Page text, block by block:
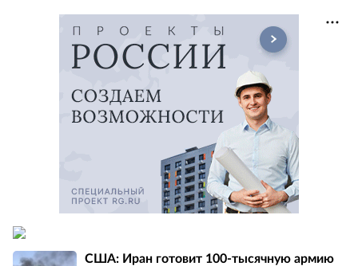
США: Иран готовит 100-тысячную армию